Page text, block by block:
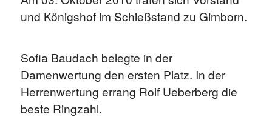
und Königshof im Schießstand zu Gimborn.
Sofia Baudach belegte in der
Damenwertung den ersten Platz. In der
Herrenwertung errang Rolf Ueberberg die
beste Ringzahl.